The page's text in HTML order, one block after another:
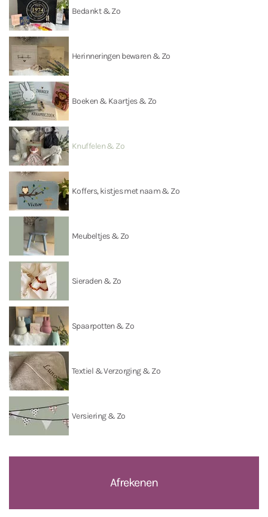
Bedankt & Zo
Herinneringen bewaren & Zo
Boeken & Kaartjes & Zo
Knuffelen & Zo
Koffers, kistjes met naam & Zo
Meubeltjes & Zo
Sieraden & Zo
Spaarpotten & Zo
Textiel & Verzorging & Zo
Versiering & Zo
Afrekenen